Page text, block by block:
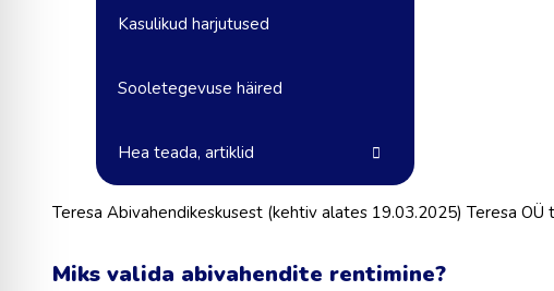
Kasulikud harjutused
Sooletegevuse häired
Hea teada, artiklid
Teresa Abivahendikeskusest (kehtiv alates 19.03.2025) Teresa
Miks valida abivahendite rentimine?